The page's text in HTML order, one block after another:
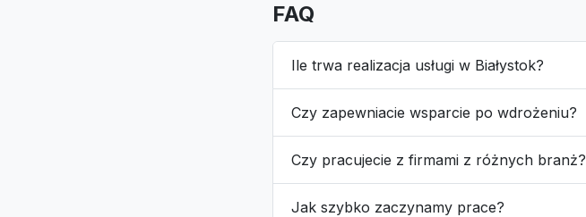
FAQ
Ile trwa realizacja usługi w Białystok?
Czy zapewniacie wsparcie po wdrożeniu?
Czy pracujecie z firmami z różnych branż?
Jak szybko zaczynamy prace?